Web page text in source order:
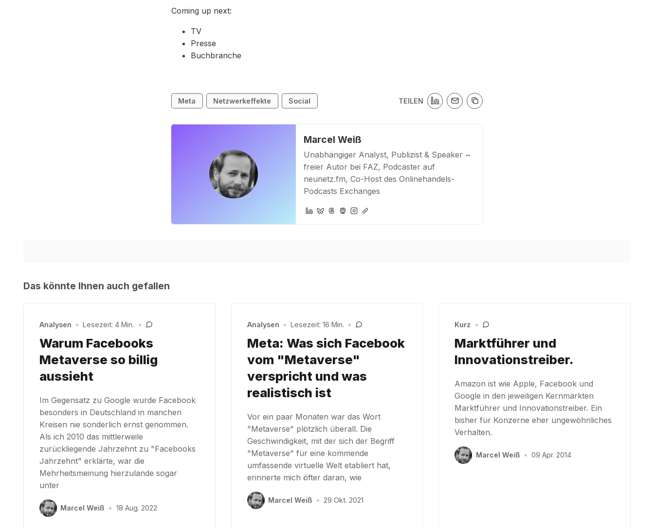
Coming up next:
TV
Presse
Buchbranche
Meta Netzwerkeffekte Social TEILEN
Marcel Weiß
Unabhängiger Analyst, Publizist & Speaker ~
freier Autor bei FAZ, Podcaster auf
neunetz.fm, Co-Host des Onlinehandels-
Podcasts Exchanges
Das könnte Ihnen auch gefallen
Analysen • Lesezeit: 4 Min. •
Warum Facebooks
Metaverse so billig
aussieht
Im Gegensatz zu Google wurde Facebook
besonders in Deutschland in manchen
Kreisen nie sonderlich ernst genommen.
Als ich 2010 das mittlerweile
zurückliegende Jahrzehnt zu "Facebooks
Jahrzehnt" erklärte, war die
Mehrheitsmeinung hierzulande sogar
unter
Marcel Weiß • 18 Aug. 2022
Analysen • Lesezeit: 16 Min. •
Meta: Was sich Facebook
vom "Metaverse"
verspricht und was
realistisch ist
Vor ein paar Monaten war das Wort
"Metaverse" plötzlich überall. Die
Geschwindigkeit, mit der sich der Begriff
"Metaverse" für eine kommende
umfassende virtuelle Welt etabliert hat,
erinnerte mich öfter daran, wie
Marcel Weiß • 29 Okt. 2021
Kurz •
Marktführer und
Innovationstreiber.
Amazon ist wie Apple, Facebook und
Google in den jeweiligen Kernmärkten
Marktführer und Innovationstreiber. Ein
bisher für Konzerne eher ungewöhnliches
Verhalten.
Marcel Weiß • 09 Apr. 2014